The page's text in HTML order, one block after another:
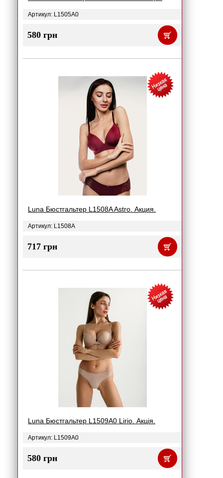
Артикул: L1505A0
580 грн
Luna Бюстгальтер L1508A Astro. Акция.
Артикул: L1508A
717 грн
Luna Бюстгальтер L1509A0 Lirio. Акція.
Артикул: L1509A0
580 грн